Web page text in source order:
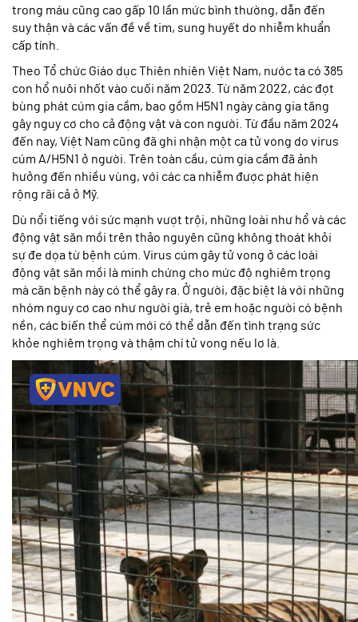
trong máu cũng cao gấp 10 lần mức bình thường, dẫn đến
suy thận và các vấn đề về tim, sung huyết do nhiễm khuẩn
cấp tính.
Theo Tổ chức Giáo dục Thiên nhiên Việt Nam, nước ta có 385
con hổ nuôi nhốt vào cuối năm 2023. Từ năm 2022, các đợt
bùng phát cúm gia cầm, bao gồm H5N1 ngày càng gia tăng
gây nguy cơ cho cả động vật và con người. Từ đầu năm 2024
đến nay, Việt Nam cũng đã ghi nhận một ca tử vong do virus
cúm A/H5N1 ở người. Trên toàn cầu, cúm gia cầm đã ảnh
hưởng đến nhiều vùng, với các ca nhiễm được phát hiện
rộng rãi cả ở Mỹ.
Dù nổi tiếng với sức mạnh vượt trội, những loài như hổ và các
động vật săn mồi trên thảo nguyên cũng không thoát khỏi
sự đe dọa từ bệnh cúm. Virus cúm gây tử vong ở các loài
động vật săn mồi là minh chứng cho mức độ nghiêm trọng
mà căn bệnh này có thể gây ra. Ở người, đặc biệt là với những
nhóm nguy cơ cao như người già, trẻ em hoặc người có bệnh
nền, các biến thể cúm mới có thể dẫn đến tình trạng sức
khỏe nghiêm trọng và thậm chí tử vong nếu lơ là.